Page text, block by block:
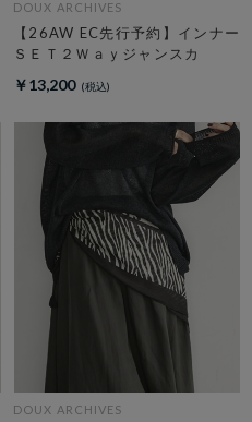
DOUX ARCHIVES
【26AW EC先行予約】インナー
ＳＥＴ２Ｗａｙジャンスカ
￥13,200
DOUX ARCHIVES